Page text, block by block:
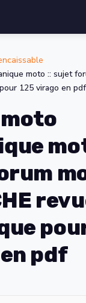
moto :: sujet
125 virago en pdf
pdf